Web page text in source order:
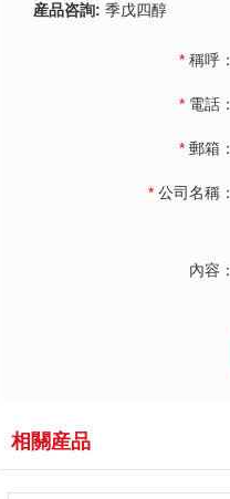
産品咨詢: 季戊四醇
* 稱呼：
* 電話：
* 郵箱：
* 公司名稱：
內容：
相關産品